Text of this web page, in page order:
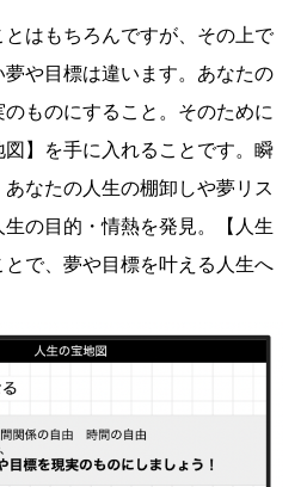
はもちろんですが、その上で
や目標は違います。あなたの
ものにすること。そのために
】を手に入れることです。瞬
なたの人生の棚卸しや夢リス
生の目的・情熱を発見。【人生
で、夢や目標を叶える人生へ